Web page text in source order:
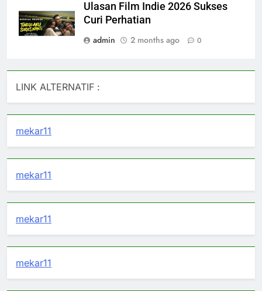
Ulasan Film Indie 2026 Sukses
Curi Perhatian
admin
2 months ago 0
LINK ALTERNATIF :
mekar11
mekar11
mekar11
mekar11